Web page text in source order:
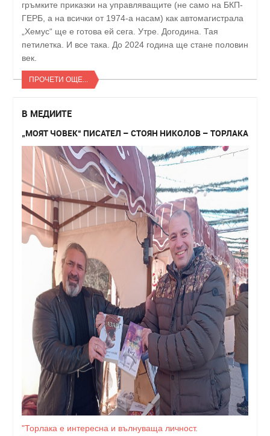
гръмките приказки на управляващите (не само на БКП-
ГЕРБ, а на всички от 1974-а насам) как автомагистрала
„Хемус“ ще е готова ей сега. Утре. Догодина. Тая
петилетка. И все така. До 2024 година ще стане половин
век.
ПРОЧЕТИ ОЩЕ...
В МЕДИИТЕ
„МОЯТ ЧОВЕК“ ПИСАТЕЛ – СТОЯН НИКОЛОВ – ТОРЛАКА
"Торлака е интересна и вълнуваща личност.